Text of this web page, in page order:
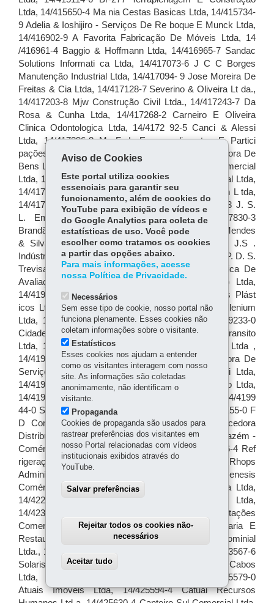
Aviso de Cookies
Este portal utiliza cookies
essenciais para garantir seu
funcionamento, além de cookies do
YouTube para exibição de vídeos e
do Google Analytics para coleta de
estatísticas de uso. Você pode
escolher como tratamos os cookies
a partir das opções abaixo.
Para mais informações, acesse
nossa Política de Privacidade.
Necessários
Sem esse tipo de cookie, nosso portal não
funciona plenamente. Esses cookies não
coletam informações sobre o visitante.
Estatísticos
Esses cookies nos ajudam a entender
como os visitantes interagem com nosso
site. As informações são coletadas
anonimamente, não identificam o
visitante.
Propaganda
Cookies de propaganda são usados para
rastrear preferências dos visitantes em
nosso Portal relacionadas com vídeos
institucionais exibidos através do
YouTube.
Salvar preferências
Rejeitar todos os cookies não-
necessários
Aceitar tudo